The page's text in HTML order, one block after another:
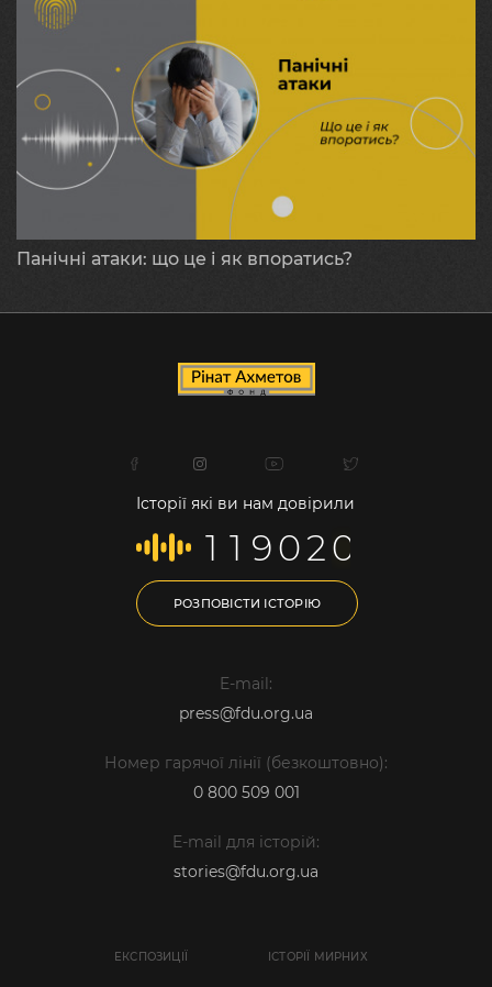
Панічні атаки: що це і як впоратись?
Історії які ви нам довірили
1 1 9020
РОЗПОВІСТИ ІСТОРІЮ
E-mail:
press@fdu.org.ua
Номер гарячої лінії (безкоштовно):
0 800 509 001
E-mail для історій:
stories@fdu.org.ua
ЕКСПОЗИЦІЇ ІСТОРІЇ МИРНИХ